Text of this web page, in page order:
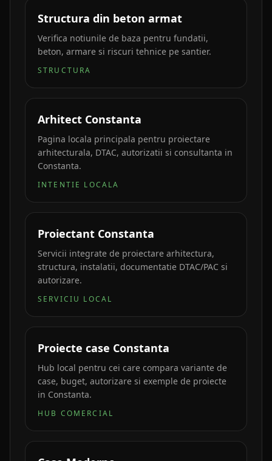
Structura din beton armat
Verifica notiunile de baza pentru fundatii,
beton, armare si riscuri tehnice pe santier.
STRUCTURA
Arhitect Constanta
Pagina locala principala pentru proiectare
arhitecturala, DTAC, autorizatii si consultanta in
Constanta.
INTENTIE LOCALA
Proiectant Constanta
Servicii integrate de proiectare arhitectura,
structura, instalatii, documentatie DTAC/PAC si
autorizare.
SERVICIU LOCAL
Proiecte case Constanta
Hub local pentru cei care compara variante de
case, buget, autorizare si exemple de proiecte
in Constanta.
HUB COMERCIAL